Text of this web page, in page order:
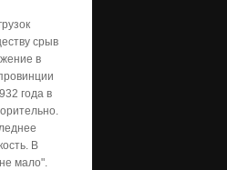
срыв
в
года в
В
мало".